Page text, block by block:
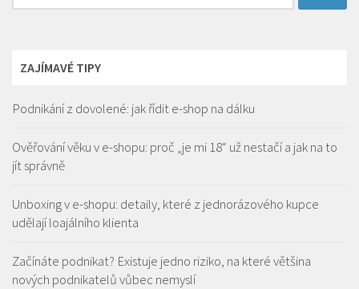
ZAJÍMAVÉ TIPY
Podnikání z dovolené: jak řídit e-shop na dálku
Ověřování věku v e-shopu: proč „je mi 18“ už nestačí a jak na to
jít správně
Unboxing v e-shopu: detaily, které z jednorázového kupce
udělají loajálního klienta
Začínáte podnikat? Existuje jedno riziko, na které většina
nových podnikatelů vůbec nemyslí